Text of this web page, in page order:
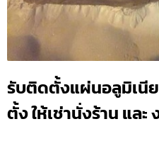
รับติดตั้งแผ่นอลูมิเนี
ตั้ง ให้เช่านั่งร้าน แล